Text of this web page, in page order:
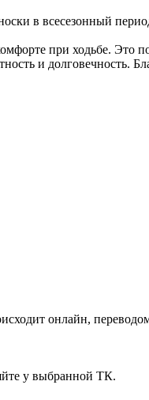
в всесезонный
при ходьбе. Это
и долговечность.
онлайн,
у выбранной ТК.